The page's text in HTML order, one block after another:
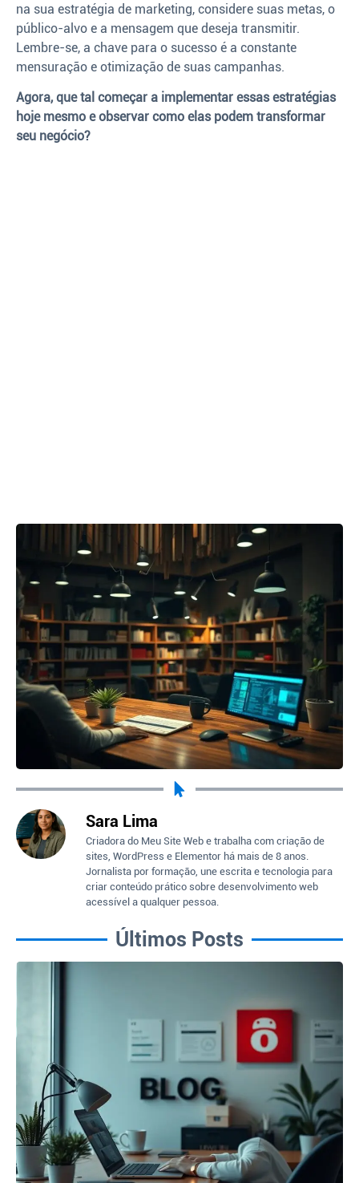
na sua estratégia de marketing, considere suas metas, o
público-alvo e a mensagem que deseja transmitir.
Lembre-se, a chave para o sucesso é a constante
mensuração e otimização de suas campanhas.
Agora, que tal começar a implementar essas estratégias
hoje mesmo e observar como elas podem transformar
seu negócio?
Sara Lima
Criadora do Meu Site Web e trabalha com criação de
sites, WordPress e Elementor há mais de 8 anos.
Jornalista por formação, une escrita e tecnologia para
criar conteúdo prático sobre desenvolvimento web
acessível a qualquer pessoa.
Últimos Posts